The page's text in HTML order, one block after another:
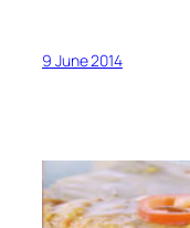
9 June 2014